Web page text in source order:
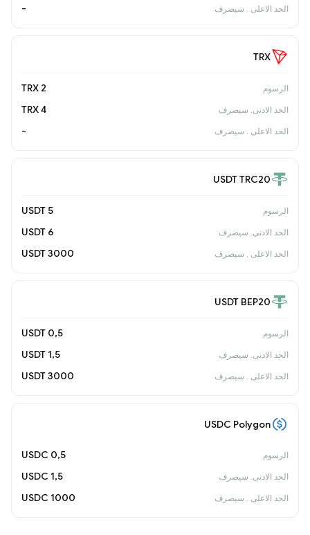
-
TRX
2 TRX
4 TRX
-
USDT TRC20
5 USDT
6 USDT
3000 USDT
USDT BEP20
0,5 USDT
1,5 USDT
3000 USDT
USDC Polygon
0,5 USDC
1,5 USDC
1000 USDC